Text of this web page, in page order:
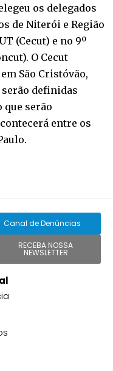
os delegados
de Niterói e Região
(Cecut) e no 9º
O Cecut
São Cristóvão,
serão definidas
que serão
entre os
Canal de Denúncias
RECEBA NOSSA
NEWSLETTER